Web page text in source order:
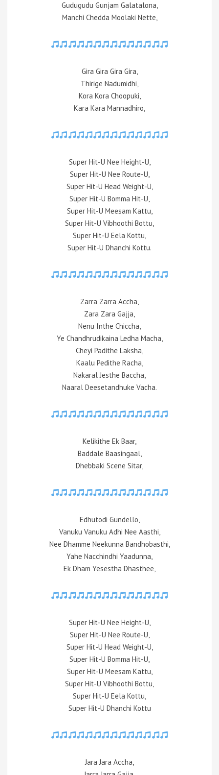
Gudugudu Gunjam Galatalona,
Manchi Chedda Moolaki Nette,
Gira Gira Gira Gira,
Thirige Nadumidhi,
Kora Kora Choopuki,
Kara Kara Mannadhiro,
Super Hit-U Nee Height-U,
Super Hit-U Nee Route-U,
Super Hit-U Head Weight-U,
Super Hit-U Bomma Hit-U,
Super Hit-U Meesam Kattu,
Super Hit-U Vibhoothi Bottu,
Super Hit-U Eela Kottu,
Super Hit-U Dhanchi Kottu.
Zarra Zarra Accha,
Zara Zara Gajja,
Nenu Inthe Chiccha,
Ye Chandhrudikaina Ledha Macha,
Cheyi Padithe Laksha,
Kaalu Pedithe Racha,
Nakaral Jesthe Baccha,
Naaral Deesetandhuke Vacha.
Kelikithe Ek Baar,
Baddale Baasingaal,
Dhebbaki Scene Sitar,
Edhutodi Gundello,
Vanuku Vanuku Adhi Nee Aasthi,
Nee Dhamme Neekunna Bandhobasthi,
Yahe Nacchindhi Yaadunna,
Ek Dham Yesestha Dhasthee,
Super Hit-U Nee Height-U,
Super Hit-U Nee Route-U,
Super Hit-U Head Weight-U,
Super Hit-U Bomma Hit-U,
Super Hit-U Meesam Kattu,
Super Hit-U Vibhoothi Bottu,
Super Hit-U Eela Kottu,
Super Hit-U Dhanchi Kottu
Jara Jara Accha,